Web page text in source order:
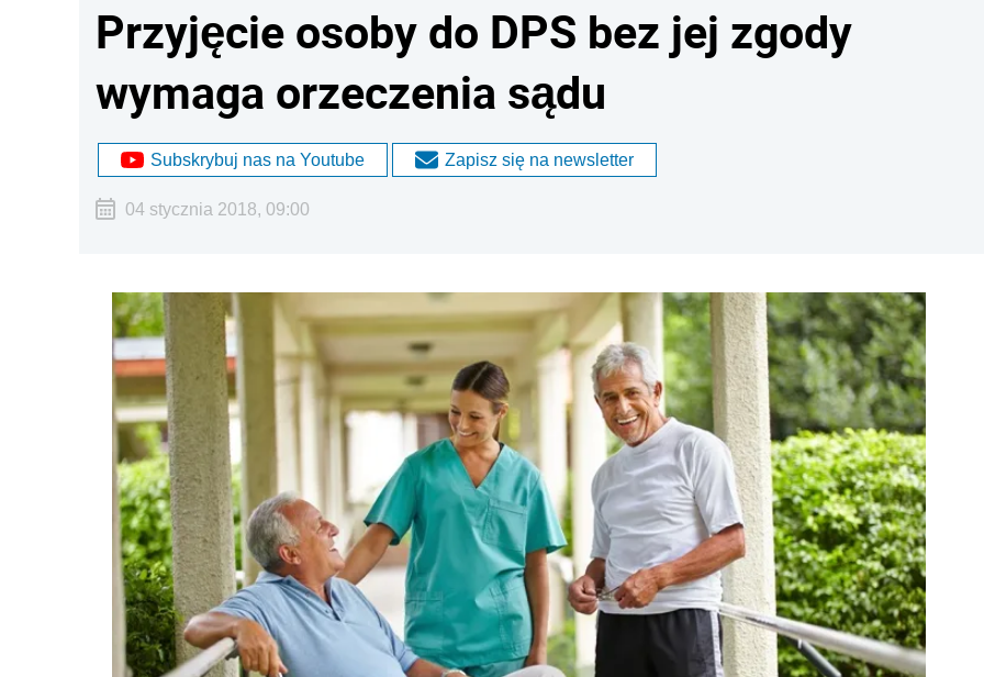
Przyjęcie osoby do DPS bez jej zgody
wymaga orzeczenia sądu
Subskrybuj nas na Youtube Zapisz się na newsletter
04 stycznia 2018, 09:00